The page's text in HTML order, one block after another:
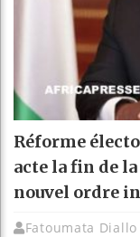
Réforme
acte la fin de
nouvel ordre
Fatoumata Diallo